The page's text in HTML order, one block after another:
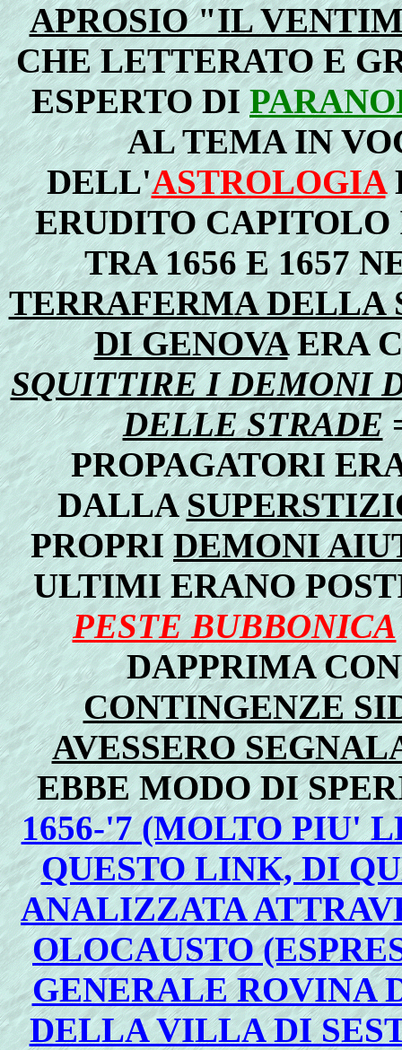
APROSIO "IL
CHE LETTERATO E
ESPERTO DI
AL TEMA IN
DELL'ASTROLOGIA
ERUDITO
TRA 1656 E 1657
TERRAFERMA DELLA
DI GENOVAERA
SQUITTIRE I DEMONI
DELLE STRADE
PROPAGATORI
DALLA
PROPRIDEMONI
ULTIMI ERANO
PESTE BUBBONICA
DAPPRIMA
CONTINGENZE
AVESSERO
EBBE MODO DI
1656-'7 (MOLTO PIU'
QUESTO LINK, DI
ANALIZZATA
OLOCAUSTO
GENERALE ROVINA
DELLA VILLA DI